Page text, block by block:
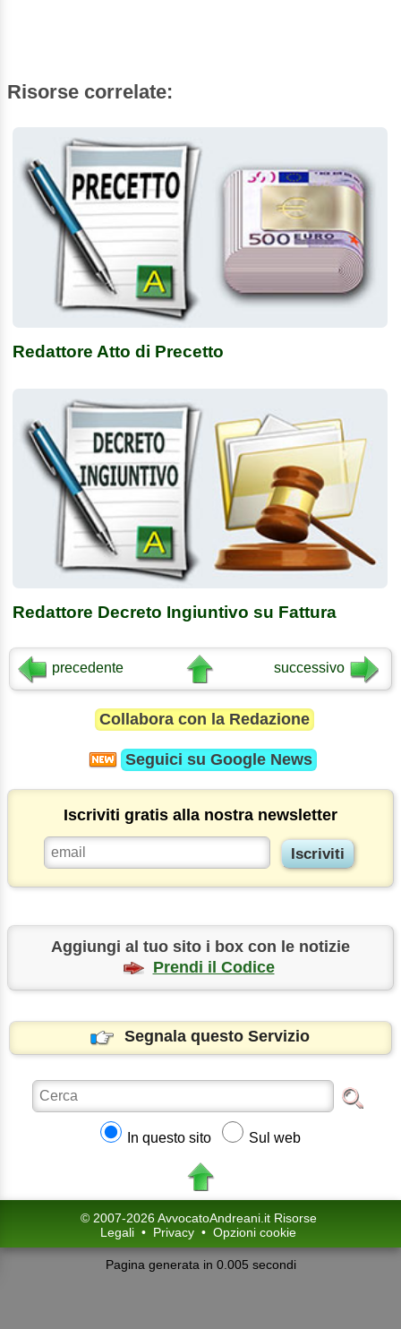
Risorse correlate:
Redattore Atto di Precetto
Redattore Decreto Ingiuntivo su Fattura
precedente successivo
Collabora con la Redazione
Seguici su Google News
Iscriviti gratis alla nostra newsletter
Aggiungi al tuo sito i box con le notizie
Prendi il Codice
Segnala questo Servizio
In questo sito Sul web
© 2007-2026 AvvocatoAndreani.it Risorse
Legali • Privacy • Opzioni cookie
Pagina generata in 0.005 secondi